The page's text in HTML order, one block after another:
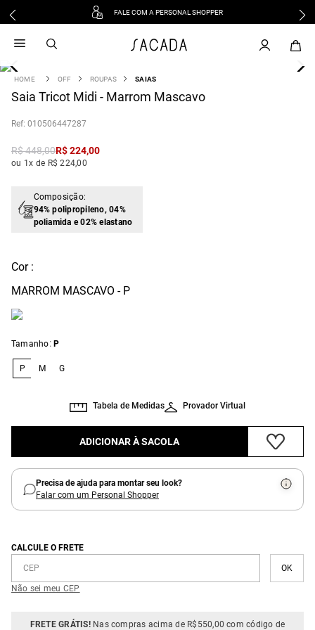
FALE COM A PERSONAL SHOPPER
OFF ROUPAS SAIAS
Saia Tricot Midi - Marrom Mascavo
: 010506447287
R$448,00R$224,00
ou 1x de R$ 224,00
Composição:
94% polipropileno, 04%
poliamida e 02% elastano
Cor :
MARROM MASCAVO - P
Tamanho: P
P M G
Provador Virtual
Tabela de Medidas
ADICIONAR À SACOLA
Precisa de ajuda para montar seu look?
Falar com um Personal Shopper
CALCULE O FRETE
Não sei meu CEP
FRETE GRÁTIS!Nas compras acima de R$550,00 com código de
vestido
3 º blusa
º tricot
º macacão
jeans
º camisa